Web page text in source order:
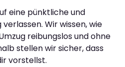
eine pünktliche und
Wir wissen, wie
reibungslos und ohne
stellen wir sicher, dass
vorstellst.